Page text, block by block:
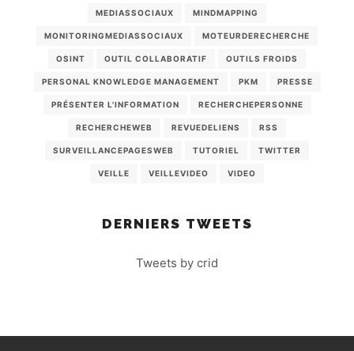
MEDIASSOCIAUX MINDMAPPING
MONITORINGMEDIASSOCIAUX MOTEURDERECHERCHE
OSINT OUTIL COLLABORATIF OUTILS FROIDS
PERSONAL KNOWLEDGE MANAGEMENT PKM PRESSE
PRÉSENTER L'INFORMATION RECHERCHEPERSONNE
RECHERCHEWEB REVUEDELIENS RSS
SURVEILLANCEPAGESWEB TUTORIEL TWITTER
VEILLE VEILLEVIDEO VIDEO
DERNIERS TWEETS
Tweets by crid